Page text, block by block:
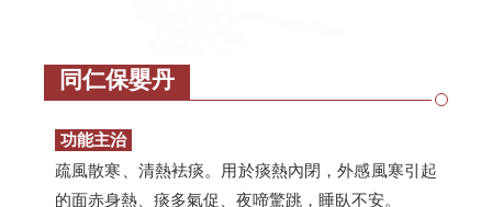
同仁保嬰丹
功能主治
疏風散寒、清熱袪痰。用於痰熱內閉，外感風寒引起
的面赤身熱、痰多氣促、夜啼驚跳，睡臥不安。